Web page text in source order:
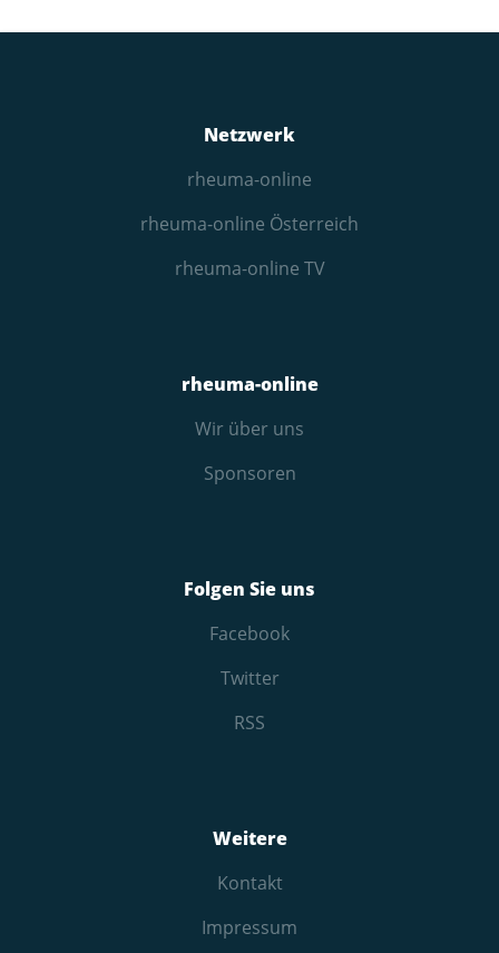
Netzwerk
rheuma-online
rheuma-online Österreich
rheuma-online TV
rheuma-online
Wir über uns
Sponsoren
Folgen Sie uns
Facebook
Twitter
RSS
Weitere
Kontakt
Impressum